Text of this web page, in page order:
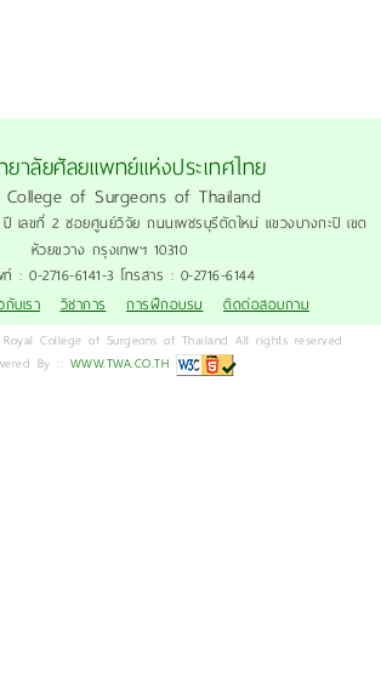
ยาลัยศัลยแพทย์แห่งประเทศไทย
College of Surgeons of Thailand
เลขที่ 2 ซอยศูนย์วิจัย ถนนเพชรบุรีตัดใหม่ แขวงบางกะปิ เขต
ห้วยขวาง กรุงเทพฯ 10310
: 0-2716-6141-3 โทรสาร : 0-2716-6144
กับเรา วิชาการ การฝึกอบรม ติดต่อสอบถาม
College of Surgeons of Thailand All rights reserved.
By :: WWW.TWA.CO.TH